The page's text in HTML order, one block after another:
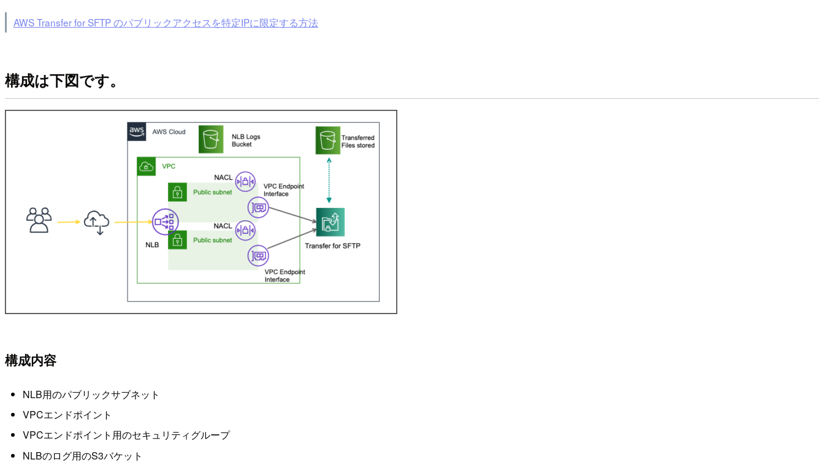
AWS Transfer for SFTP のパブリックアクセスを特定IPに限定する方法
構成は下図です。
構成内容
NLB用のパブリックサブネット
VPCエンドポイント
VPCエンドポイント用のセキュリティグループ
NLBのログ用のS3バケット